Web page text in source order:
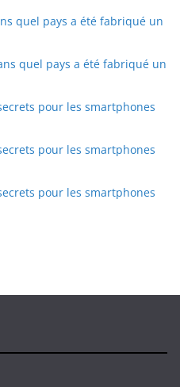
quel pays a été fabriqué un
quel pays a été fabriqué un
pour les smartphones
pour les smartphones
pour les smartphones